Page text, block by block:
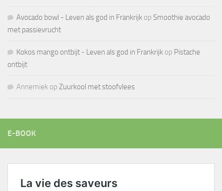
Avocado bowl - Leven als god in Frankrijk op Smoothie avocado
met passievrucht
Kokos mango ontbijt - Leven als god in Frankrijk op Pistache
ontbijt
Annemiek op Zuurkool met stoofvlees
E-BOOK